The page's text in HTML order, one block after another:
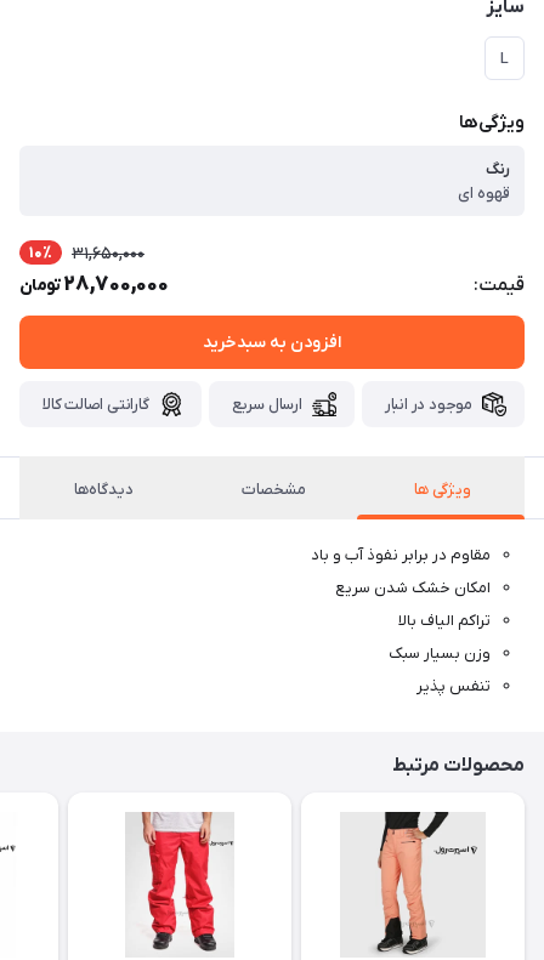
سایز
L
ویژگی‌ها
رنگ
قهوه ای
قیمت:
31,650,000 10٪
28,700,000تومان
افزودن به سبدخرید
موجود در انبار ارسال سریع گارانتی اصالت کالا
ویژگی ها مشخصات دیدگاه‌ها
مقاوم در برابر نفوذ آب و باد
امکان خشک شدن سریع
تراکم الیاف بالا
وزن بسیار سبک
تنفس پذیر
محصولات مرتبط